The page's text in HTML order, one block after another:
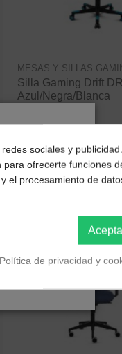
MESAS Y SILLAS
Silla Gaming Drift
Azul/Negra/Blanca
179,44 €
ver producto
e
sociales y publicidad.
para ofrecerte funciones
el procesamiento de
Política de privacidad y